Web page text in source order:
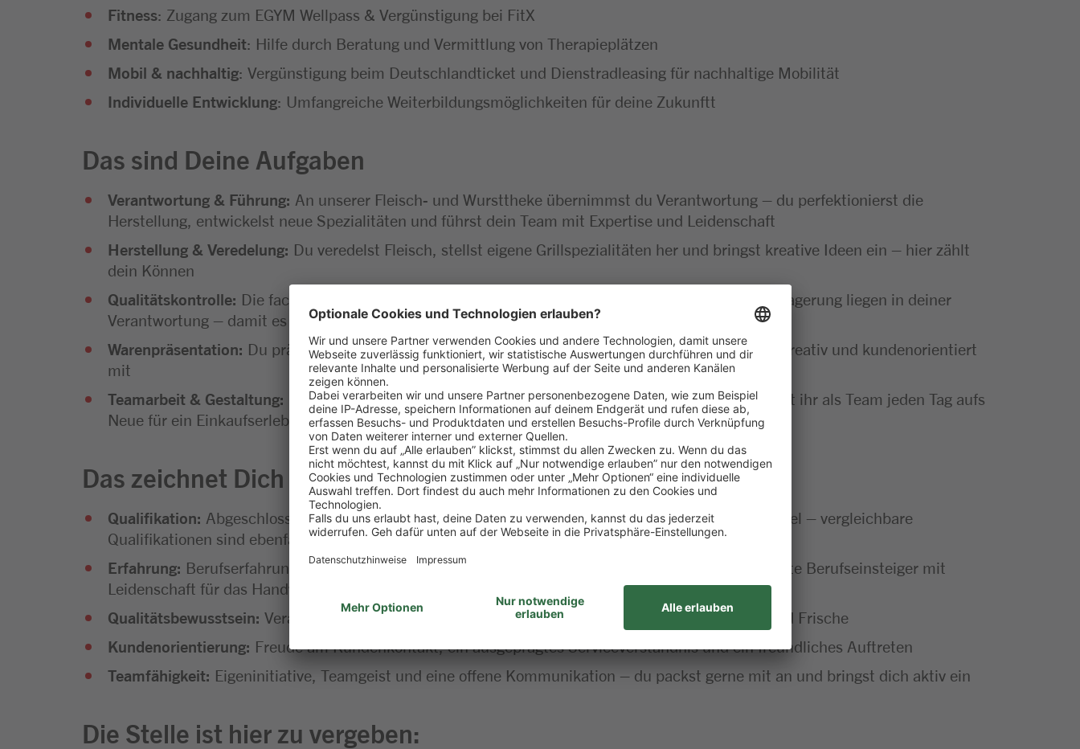
Fitness: Zugang zum EGYM Wellpass & Vergünstigung bei FitX
Mentale Gesundheit: Hilfe durch Beratung und Vermittlung von Therapieplätzen
Mobil & nachhaltig: Vergünstigung beim Deutschlandticket und Dienstradleasing für nachhaltige Mobilität
Individuelle Entwicklung: Umfangreiche Weiterbildungsmöglichkeiten für deine Zukunftt
Das sind Deine Aufgaben
Verantwortung & Führung: An unserer Fleisch- und Wursttheke übernimmst du Verantwortung – du perfektionierst die
Herstellung, entwickelst neue Spezialitäten und führst dein Team mit Expertise und Leidenschaft
Herstellung & Veredelung: Du veredelst Fleisch, stellst eigene Grillspezialitäten her und bringst kreative Ideen ein – hier zählt
dein Können
Qualitätskontrolle: Die fachgerechte Prüfung der Ware, die Nachbestellung sowie eine sorgfältige Lagerung liegen in deiner
Verantwortung – damit es vorne an der Theke rundläuft
Warenpräsentation: Du präsentierst die Produkte ansprechend und gestaltest die Verkaufstheken kreativ und kundenorientiert
mit
Teamarbeit & Gestaltung: Mit einer kreativen und ansprechenden Gestaltung der Frischetheke sorgt ihr als Team jeden Tag aufs
Neue für ein Einkaufserlebnis, das begeistert
Das zeichnet Dich aus
Qualifikation: Abgeschlossene Ausbildung als Fleischer:in, idealerweise im Lebensmitteleinzelhandel – vergleichbare
Qualifikationen sind ebenfalls willkommen
Erfahrung: Berufserfahrung im Fleisch- oder Feinkosthandwerk ist von Vorteil – aber auch engagierte Berufseinsteiger mit
Leidenschaft für das Handwerk sind bei uns genau richtig
Qualitätsbewusstsein: Verantwortungsbewusstsein und ein echtes Gespür für Qualität, Hygiene und Frische
Kundenorientierung: Freude am Kundenkontakt, ein ausgeprägtes Serviceverständnis und ein freundliches Auftreten
Teamfähigkeit: Eigeninitiative, Teamgeist und eine offene Kommunikation – du packst gerne mit an und bringst dich aktiv ein
Die Stelle ist hier zu vergeben: